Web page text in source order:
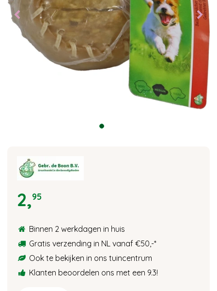
2,95
Binnen 2 werkdagen in huis
Gratis verzending in NL vanaf €50,-*
Ook te bekijken in ons tuincentrum
Klanten beoordelen ons met een 9.3!